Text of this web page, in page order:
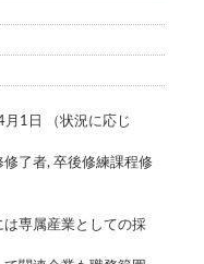
1日 （状況に応じ
了者, 卒後修練課程修
専属産業としての採